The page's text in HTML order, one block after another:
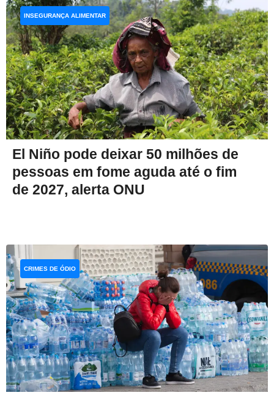
El Niño pode deixar 50 milhões de
pessoas em fome aguda até o fim
de 2027, alerta ONU
INSEGURANÇA ALIMENTAR
CRIMES DE ÓDIO